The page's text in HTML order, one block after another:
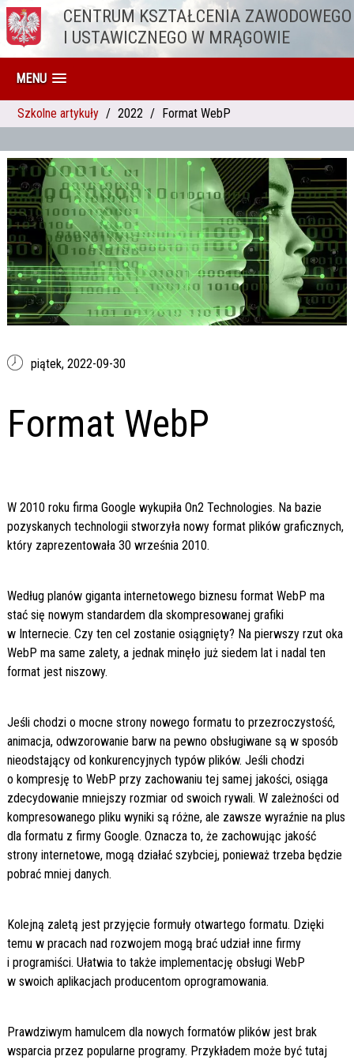
Przejdź do treściCENTRUM KSZTAŁCENIA ZAWODOWEGO
I USTAWICZNEGO W MRĄGOWIE
MENU
Szkolne artykuły 2022 Format WebP
piątek, 2022-09-30
Format WebP
W 2010 roku firma Google wykupiła On2 Technologies. Na bazie
pozyskanych technologii stworzyła nowy format plików graficznych,
który zaprezentowała 30 września 2010.
Według planów giganta internetowego biznesu format WebP ma
stać się nowym standardem dla skompresowanej grafiki
w Internecie. Czy ten cel zostanie osiągnięty? Na pierwszy rzut oka
WebP ma same zalety, a jednak minęło już siedem lat i nadal ten
format jest niszowy.
Jeśli chodzi o mocne strony nowego formatu to przezroczystość,
animacja, odwzorowanie barw na pewno obsługiwane są w sposób
nieodstający od konkurencyjnych typów plików. Jeśli chodzi
o kompresję to WebP przy zachowaniu tej samej jakości, osiąga
zdecydowanie mniejszy rozmiar od swoich rywali. W zależności od
kompresowanego pliku wyniki są różne, ale zawsze wyraźnie na plus
dla formatu z firmy Google. Oznacza to, że zachowując jakość
strony internetowe, mogą działać szybciej, ponieważ trzeba będzie
pobrać mniej danych.
Kolejną zaletą jest przyjęcie formuły otwartego formatu. Dzięki
temu w pracach nad rozwojem mogą brać udział inne firmy
i programiści. Ułatwia to także implementację obsługi WebP
w swoich aplikacjach producentom oprogramowania.
Prawdziwym hamulcem dla nowych formatów plików jest brak
wsparcia przez popularne programy. Przykładem może być tutaj